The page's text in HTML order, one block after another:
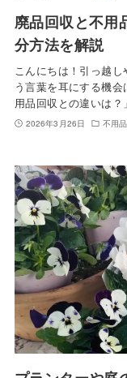
廃品回収と不用
分方法を解説
こんにちは！引っ越
う言葉を耳にする機
用品回収との違いは
2026年3月26日 不用